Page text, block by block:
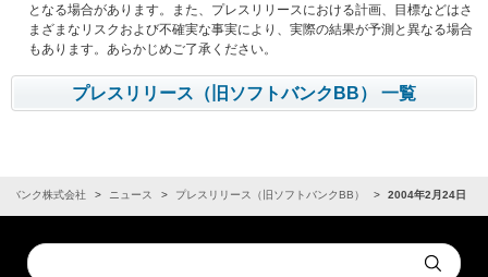
となる場合があります。また、プレスリリースにおける計画、目標などはさ
まざまなリスクおよび不確実な事実により、実際の結果が予測と異なる場合
もあります。あらかじめご了承ください。
プレスリリース（旧ソフトバンクBB） 一覧
バンク株式会社 ニュース プレスリリース（旧ソフトバンクBB） 2004年2月24日
Conduct
Submit